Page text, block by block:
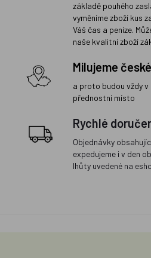
základě pouhého
vyměníme zboží kus
Váš čas a peníze.
naše kvalitní zboží
Milujeme
a proto budou vždy
přednostní místo
Rychlé
Objednávky
expedujeme i v den
lhůty uvedené na